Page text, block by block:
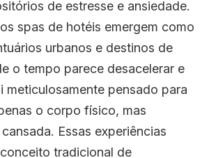
de estresse e ansiedade.
spas de hotéis emergem como
urbanos e destinos de
o tempo parece desacelerar e
meticulosamente pensado para
o corpo físico, mas
Essas experiências
tradicional de